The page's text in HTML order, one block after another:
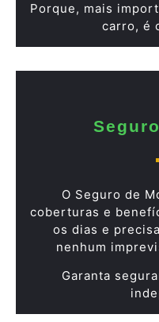
Porque, mais
carro, é
O Seguro de
coberturas e
os dias e
nenhum
Garanta